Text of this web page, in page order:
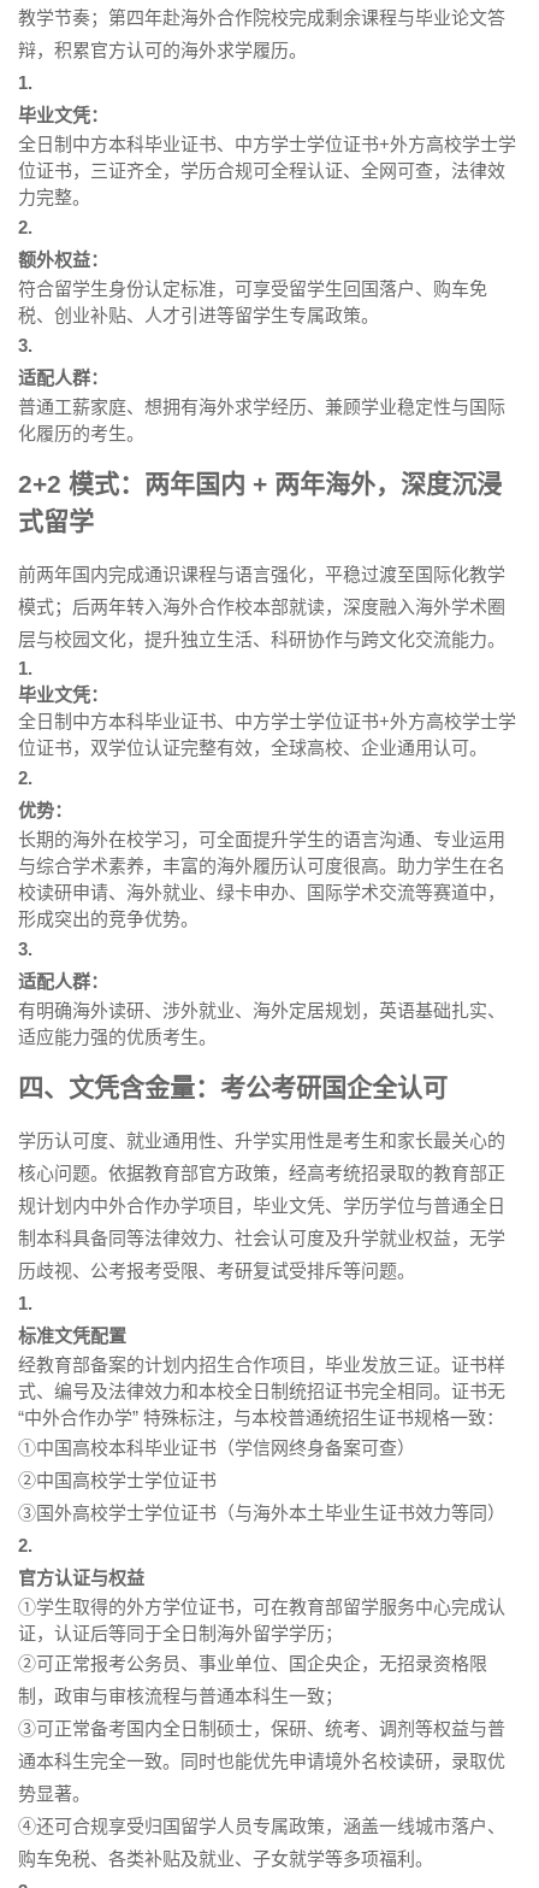
教学节奏；第四年赴海外合作院校完成剩余课程与毕业论文答
辩，积累官方认可的海外求学履历。
1.
毕业文凭：
全日制中方本科毕业证书、中方学士学位证书+外方高校学士学
位证书，三证齐全，学历合规可全程认证、全网可查，法律效
力完整。
2.
额外权益：
符合留学生身份认定标准，可享受留学生回国落户、购车免
税、创业补贴、人才引进等留学生专属政策。
3.
适配人群：
普通工薪家庭、想拥有海外求学经历、兼顾学业稳定性与国际
化履历的考生。
2+2 模式：两年国内 + 两年海外，深度沉浸
式留学
前两年国内完成通识课程与语言强化，平稳过渡至国际化教学
模式；后两年转入海外合作校本部就读，深度融入海外学术圈
层与校园文化，提升独立生活、科研协作与跨文化交流能力。
1.
毕业文凭：
全日制中方本科毕业证书、中方学士学位证书+外方高校学士学
位证书，双学位认证完整有效，全球高校、企业通用认可。
2.
优势：
长期的海外在校学习，可全面提升学生的语言沟通、专业运用
与综合学术素养，丰富的海外履历认可度很高。助力学生在名
校读研申请、海外就业、绿卡申办、国际学术交流等赛道中，
形成突出的竞争优势。
3.
适配人群：
有明确海外读研、涉外就业、海外定居规划，英语基础扎实、
适应能力强的优质考生。
四、文凭含金量：考公考研国企全认可
学历认可度、就业通用性、升学实用性是考生和家长最关心的
核心问题。依据教育部官方政策，经高考统招录取的教育部正
规计划内中外合作办学项目，毕业文凭、学历学位与普通全日
制本科具备同等法律效力、社会认可度及升学就业权益，无学
历歧视、公考报考受限、考研复试受排斥等问题。
1.
标准文凭配置
经教育部备案的计划内招生合作项目，毕业发放三证。证书样
式、编号及法律效力和本校全日制统招证书完全相同。证书无
“中外合作办学” 特殊标注，与本校普通统招生证书规格一致：
①中国高校本科毕业证书（学信网终身备案可查）
②中国高校学士学位证书
③国外高校学士学位证书（与海外本土毕业生证书效力等同）
2.
官方认证与权益
①学生取得的外方学位证书，可在教育部留学服务中心完成认
证，认证后等同于全日制海外留学学历；
②可正常报考公务员、事业单位、国企央企，无招录资格限
制，政审与审核流程与普通本科生一致；
③可正常备考国内全日制硕士，保研、统考、调剂等权益与普
通本科生完全一致。同时也能优先申请境外名校读研，录取优
势显著。
④还可合规享受归国留学人员专属政策，涵盖一线城市落户、
购车免税、各类补贴及就业、子女就学等多项福利。